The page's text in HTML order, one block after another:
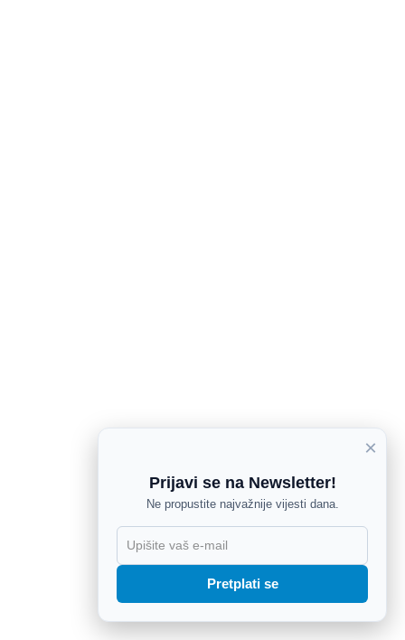
×
Prijavi se na Newsletter!
Ne propustite najvažnije vijesti dana.
Pretplati se